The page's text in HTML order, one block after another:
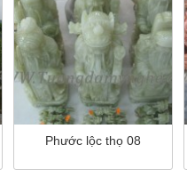
Phước lộc thọ 08